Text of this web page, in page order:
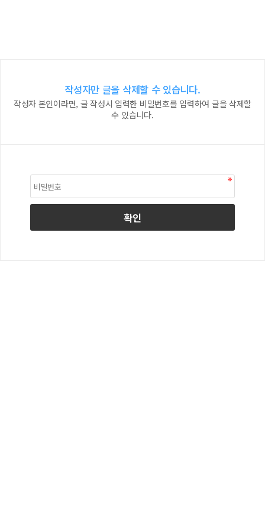
작성자만 글을 삭제할 수 있습니다.
작성자 본인이라면, 글 작성시 입력한 비밀번호를 입력하여 글을 삭제할
수 있습니다.